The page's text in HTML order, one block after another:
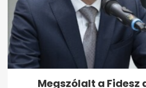
Megszólalt a Fidesz